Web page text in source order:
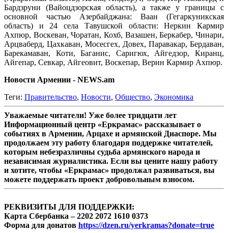
Бардзруни (Вайоцдзорская область), а также у границы с
основной частью Азербайджана: Ваан (Гегаркуникская
область) и 24 села Тавушской области: Неркин Кармир
Ахпюр, Воскеван, Чоратан, Кохб, Вазашен, Беркабер, Чинари,
Арцваберд, Цахкаван, Мосесгех, Довех, Паравакар, Бердаван,
Барекамаван, Коти, Баганис, Саригюх, Айгедзор, Киранц,
Айгепар, Севкар, Айгеовит, Воскепар, Верин Кармир Ахпюр.
Новости Армении - NEWS.am
Теги: Правительство, Новости, Общество, Экономика
Уважаемые читатели! Уже более тридцати лет
Информационный центр «Еркрамас» рассказывает о
событиях в Армении, Арцахе и армянской Диаспоре. Мы
продолжаем эту работу благодаря поддержке читателей,
которым небезразличны судьба армянского народа и
независимая журналистика. Если вы цените нашу работу
и хотите, чтобы «Еркрамас» продолжал развиваться, вы
можете поддержать проект добровольным взносом.
РЕКВИЗИТЫ ДЛЯ ПОДДЕРЖКИ:
Карта Сбербанка – 2202 2072 1610 0373
Форма для донатов https://dzen.ru/yerkramas?donate=true